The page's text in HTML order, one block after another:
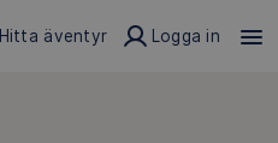
Hitta äventyr Logga in